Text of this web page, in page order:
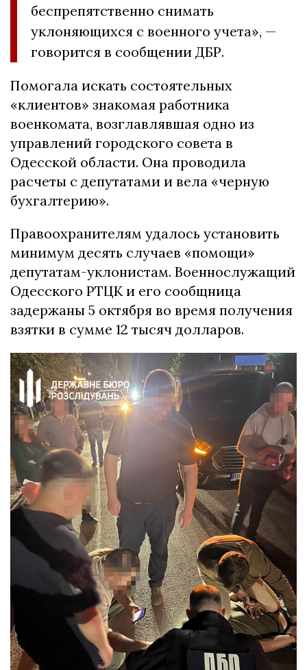
беспрепятственно снимать
уклоняющихся с военного учета», —
говорится в сообщении ДБР.
Помогала искать состоятельных
«клиентов» знакомая работника
военкомата, возглавлявшая одно из
управлений городского совета в
Одесской области. Она проводила
расчеты с депутатами и вела «черную
бухгалтерию».
Правоохранителям удалось установить
минимум десять случаев «помощи»
депутатам-уклонистам. Военнослужащий
Одесского РТЦК и его сообщница
задержаны 5 октября во время получения
взятки в сумме 12 тысяч долларов.